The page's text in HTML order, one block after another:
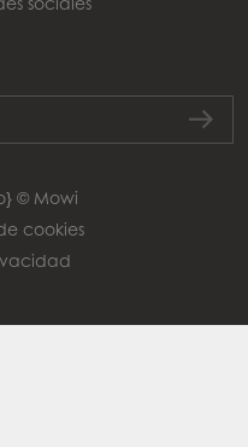
© Mowi
cookies